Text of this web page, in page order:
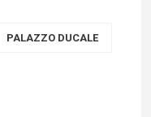
PALAZZO DUCALE